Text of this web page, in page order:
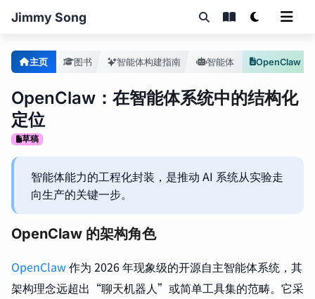
Jimmy Song
主页 图书 智能体构建指南 智能体 OpenClaw
OpenClaw：在智能体系统中的结构化
定位
草稿
智能体能力的工程化封装，是推动 AI 系统从实验走
向生产的关键一步。
OpenClaw 的架构角色
OpenClaw作为 2026 年现象级的开源自主智能体系统，其
架构理念远超出“聊天机器人”或简单工具集的范畴。它采